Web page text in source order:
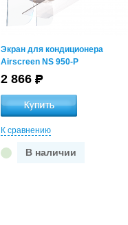
Экран для кондиционера
Airscreen NS 950-P
2 866
К сравнению
В наличии